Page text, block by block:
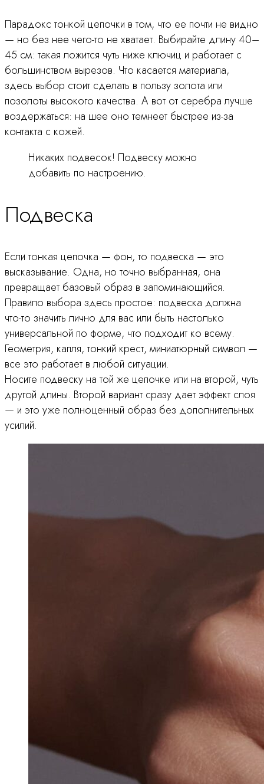
Парадокс тонкой цепочки в том, что ее почти не видно
— но без нее чего-то не хватает. Выбирайте длину 40–
45 см: такая ложится чуть ниже ключиц и работает с
большинством вырезов. Что касается материала,
здесь выбор стоит сделать в пользу золота или
позолоты высокого качества. А вот от серебра лучше
воздержаться: на шее оно темнеет быстрее из-за
контакта с кожей.
Никаких подвесок! Подвеску можно
добавить по настроению.
Подвеска
Если тонкая цепочка — фон, то подвеска — это
высказывание. Одна, но точно выбранная, она
превращает базовый образ в запоминающийся.
Правило выбора здесь простое: подвеска должна
что-то значить лично для вас или быть настолько
универсальной по форме, что подходит ко всему.
Геометрия, капля, тонкий крест, миниатюрный символ —
все это работает в любой ситуации.
Носите подвеску на той же цепочке или на второй, чуть
другой длины. Второй вариант сразу дает эффект слоя
— и это уже полноценный образ без дополнительных
усилий.